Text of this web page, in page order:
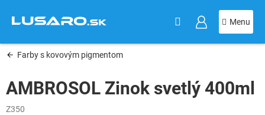
obsah
Farby s kovovým pigmentom
AMBROSOL Zinok svetlý 400ml
Z350